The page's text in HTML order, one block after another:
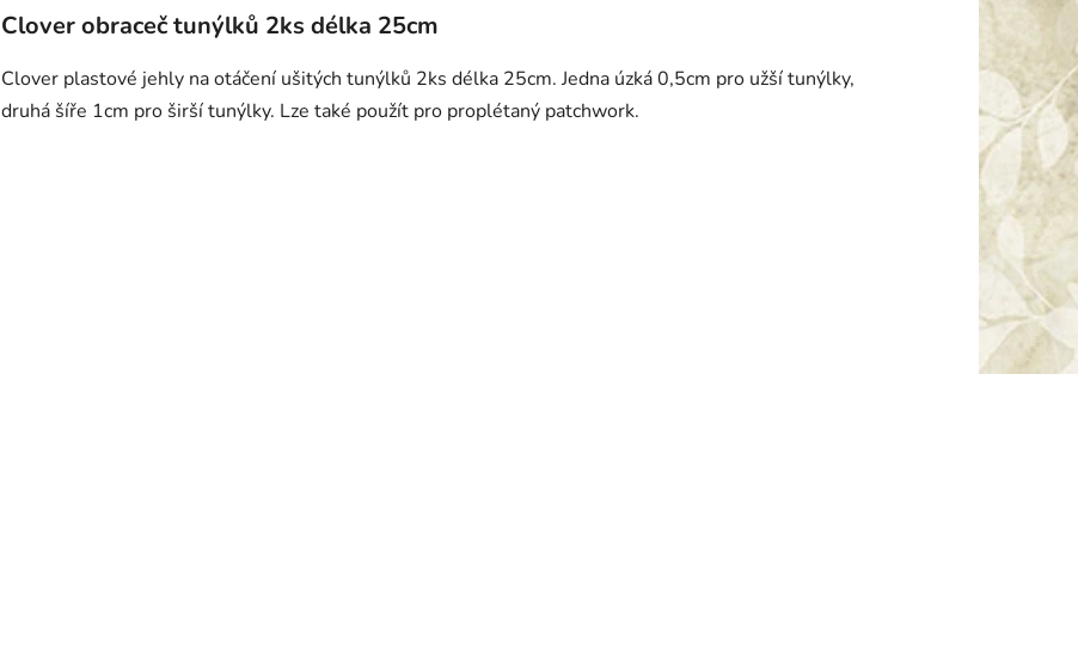
Clover obraceč tunýlků 2ks délka 25cm
Clover plastové jehly na otáčení ušitých tunýlků 2ks délka 25cm. Jedna úzká 0,5cm pro užší tunýlky,
druhá šíře 1cm pro širší tunýlky. Lze také použít pro proplétaný patchwork.